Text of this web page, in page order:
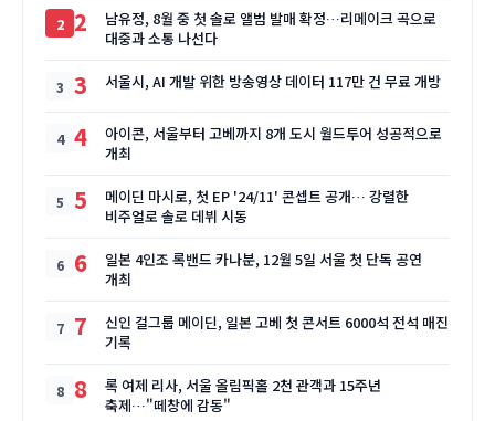
2
남유정, 8월 중 첫 솔로 앨범 발매 확정…리메이크 곡으로
대중과 소통 나선다
3 서울시, AI 개발 위한 방송영상 데이터 117만 건 무료 개방
4
아이콘, 서울부터 고베까지 8개 도시 월드투어 성공적으로
개최
5
메이딘 마시로, 첫 EP '24/11' 콘셉트 공개… 강렬한
비주얼로 솔로 데뷔 시동
6
일본 4인조 록밴드 카나분, 12월 5일 서울 첫 단독 공연
개최
7
신인 걸그룹 메이딘, 일본 고베 첫 콘서트 6000석 전석 매진
기록
8
록 여제 리사, 서울 올림픽홀 2천 관객과 15주년
축제…"떼창에 감동"